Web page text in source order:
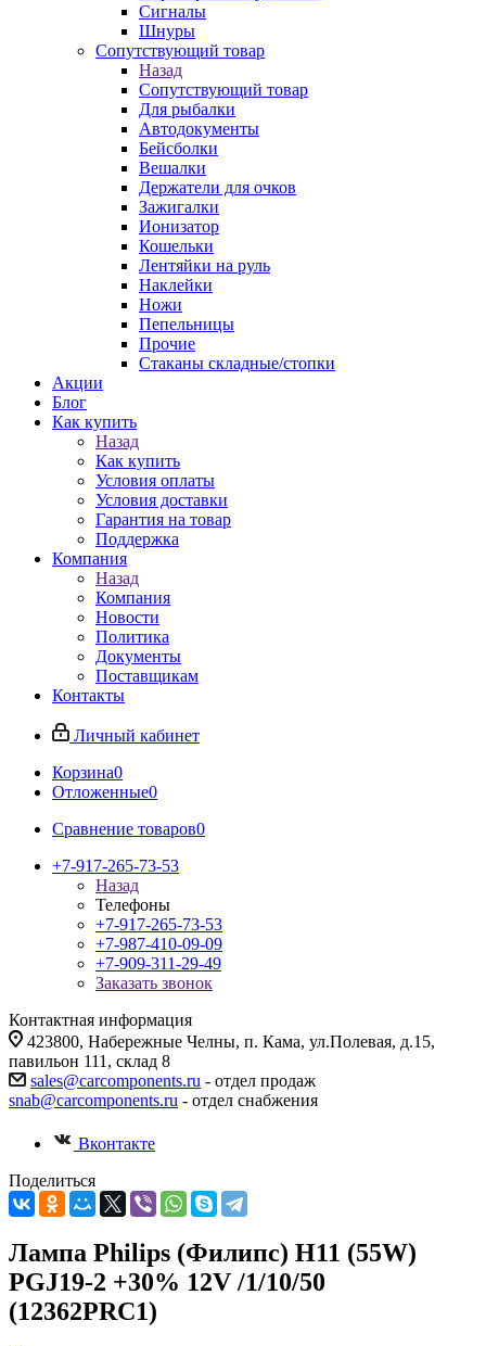
Сигналы
Шнуры
Сопутствующий товар
Назад
Сопутствующий товар
Для рыбалки
Автодокументы
Бейсболки
Вешалки
Держатели для очков
Зажигалки
Ионизатор
Кошельки
Лентяйки на руль
Наклейки
Ножи
Пепельницы
Прочие
Стаканы складные/стопки
Акции
Блог
Как купить
Назад
Как купить
Условия оплаты
Условия доставки
Гарантия на товар
Поддержка
Компания
Назад
Компания
Новости
Политика
Документы
Поставщикам
Контакты
Личный кабинет
Корзина0
Отложенные0
Сравнение товаров0
+7-917-265-73-53
Назад
Телефоны
+7-917-265-73-53
+7-987-410-09-09
+7-909-311-29-49
Заказать звонок
Контактная информация
423800, Набережные Челны, п. Кама, ул.Полевая, д.15,
павильон 111, склад 8
sales@carcomponents.ru - отдел продаж
snab@carcomponents.ru - отдел снабжения
Вконтакте
Поделиться
Лампа Philips (Филипс) H11 (55W)
PGJ19-2 +30% 12V /1/10/50
(12362PRC1)